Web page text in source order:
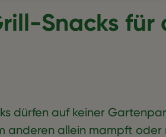
Snacks für
dürfen auf keiner
anderen allein mampft oder